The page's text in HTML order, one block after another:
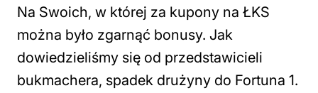
Na Swoich, w której za kupony na ŁKS
można było zgarnąć bonusy. Jak
dowiedzieliśmy się od przedstawicieli
bukmachera, spadek drużyny do Fortuna 1.